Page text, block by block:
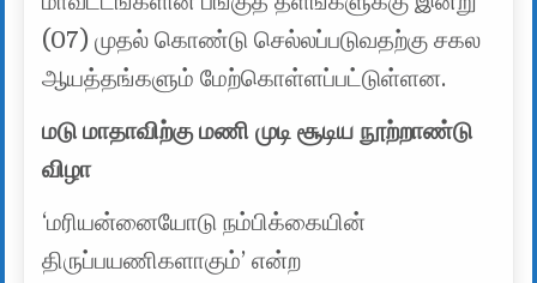
(07) முதல் கொண்டு செல்லப்படுவதற்கு சகல
ஆயத்தங்களும் மேற்கொள்ளப்பட்டுள்ளன.
மடு மாதாவிற்கு மணி முடி சூடிய நூற்றாண்டு
விழா
‘மரியன்னையோடு நம்பிக்கையின்
திருப்பயணிகளாகும்’ என்ற